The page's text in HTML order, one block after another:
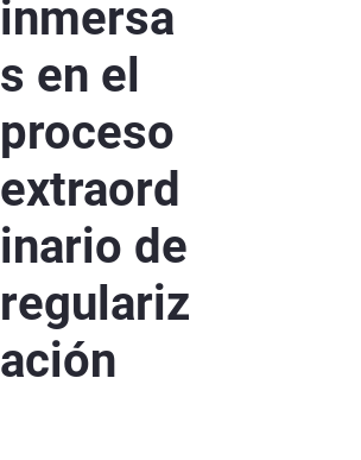
inmersa
s en el
proceso
extraord
inario de
regulariz
ación